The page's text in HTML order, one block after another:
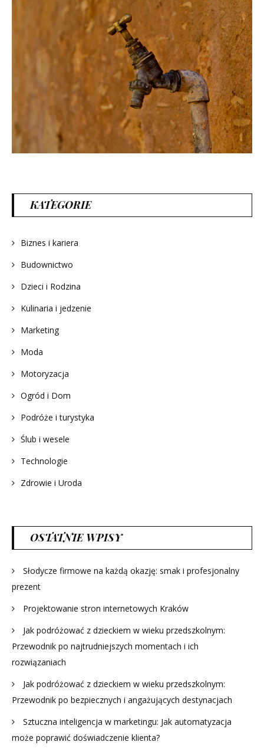
KATEGORIE
Biznes i kariera
Budownictwo
Dzieci i Rodzina
Kulinaria i jedzenie
Marketing
Moda
Motoryzacja
Ogród i Dom
Podróże i turystyka
Ślub i wesele
Technologie
Zdrowie i Uroda
OSTATNIE WPISY
Słodycze firmowe na każdą okazję: smak i profesjonalny
prezent
Projektowanie stron internetowych Kraków
Jak podróżować z dzieckiem w wieku przedszkolnym:
Przewodnik po najtrudniejszych momentach i ich
rozwiązaniach
Jak podróżować z dzieckiem w wieku przedszkolnym:
Przewodnik po bezpiecznych i angażujących destynacjach
Sztuczna inteligencja w marketingu: Jak automatyzacja
może poprawić doświadczenie klienta?